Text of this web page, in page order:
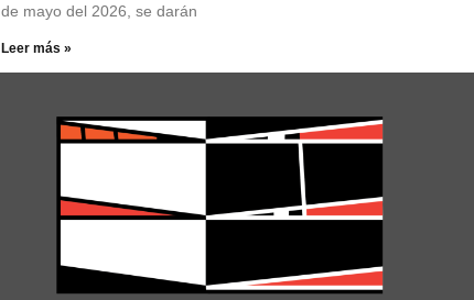
de mayo del 2026, se darán
Leer más »